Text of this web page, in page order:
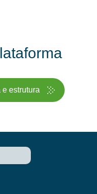
estrutura